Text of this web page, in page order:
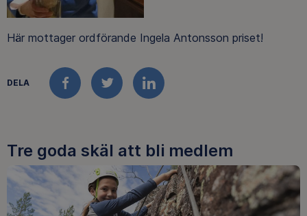
Här mottager ordförande Ingela Antonsson priset!
DELA
FACEBOOKTWITTERLINKEDIN
Tre goda skäl att bli medlem